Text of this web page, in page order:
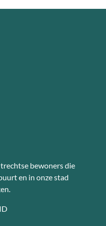
bewoners die
en in onze stad